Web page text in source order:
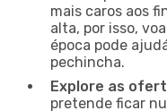
mais caros aos
alta, por isso,
época pode
pechincha.
Explore as
pretende ficar